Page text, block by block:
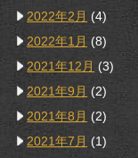
2022年2月 (4)
2022年1月 (8)
2021年12月 (3)
2021年9月 (2)
2021年8月 (2)
2021年7月 (1)